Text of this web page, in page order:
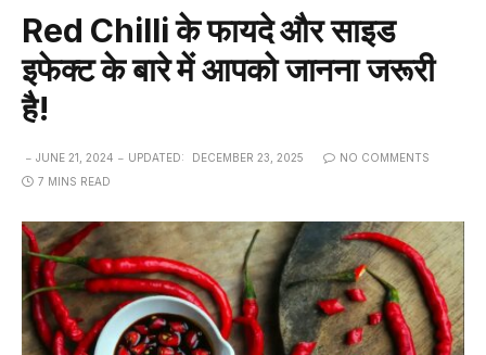
Red Chilli के फायदे और साइड
इफेक्ट के बारे में आपको जानना जरूरी
है!
JUNE 21, 2024 UPDATED: DECEMBER 23, 2025
NO COMMENTS
7 MINS READ